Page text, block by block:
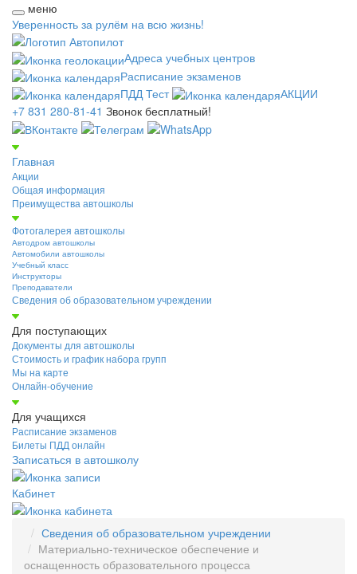
меню
Уверенность за рулём на всю жизнь!
Адреса учебных центров
Расписание экзаменов
ПДД Тест
АКЦИИ
+7 831 280-81-41 Звонок бесплатный!
Главная
Акции
Общая информация
Преимущества автошколы
Фотогалерея автошколы
Автодром автошколы
Автомобили автошколы
Учебный класс
Инструкторы
Преподаватели
Сведения об образовательном учреждении
Для поступающих
Документы для автошколы
Стоимость и график набора групп
Мы на карте
Онлайн-обучение
Для учащихся
Расписание экзаменов
Билеты ПДД онлайн
Записаться в автошколу
Кабинет
Сведения об образовательном учреждении
Материально-техническое обеспечение и
оснащенность образовательного процесса